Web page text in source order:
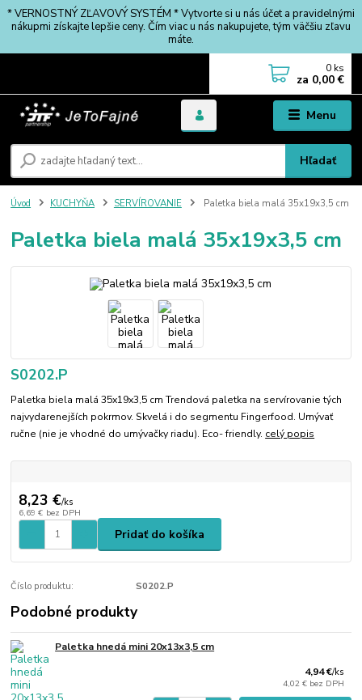
* VERNOSTNÝ ZĽAVOVÝ SYSTÉM * Vytvorte si u nás účet a pravidelnými
nákupmi získajte lepšie ceny. Čím viac u nás nakupujete, tým väčšiu zľavu
máte.
Menu
Hľadať
0 ks
za 0,00 €
Úvod KUCHYŇA SERVÍROVANIE Paletka biela malá 35x19x3,5 cm
Paletka biela malá 35x19x3,5 cm
S0202.P
Paletka biela malá 35x19x3,5 cm Trendová paletka na servírovanie tých
najvydarenejších pokrmov. Skvelá i do segmentu Fingerfood. Umývať
ručne (nie je vhodné do umývačky riadu). Eco- friendly. celý popis
8,23 €/ks
6,69 € bez DPH
Pridať do košíka
Číslo produktu: S0202.P
Podobné produkty
Paletka hnedá mini 20x13x3,5 cm
4,94 €/ks
4,02 € bez DPH